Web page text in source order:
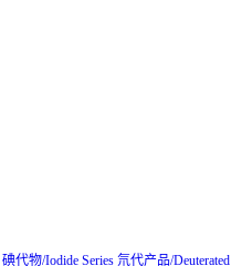
碘代物/Iodide Series 氘代产品/Deuterated